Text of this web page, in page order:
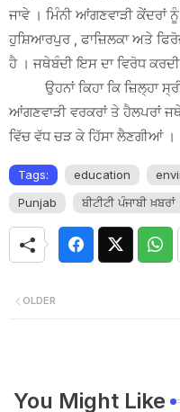
ਜਾਵੇ । ਮਿੰਨੀ ਆਂਗਣਵਾੜੀ ਕੇਂਦਰਾਂ
ਹੁਸ਼ਿਆਰਪੁਰ , ਫਾਜ਼ਿਲਕਾ ਅਤੇ
ਹੈ । ਜਥੇਬੰਦੀ ਇਸ ਦਾ ਵਿਰੋਧ
ਉਹਨਾਂ ਕਿਹਾ ਕਿ ਜ਼ਿਲ੍ਹਾ ਸ੍ਰੀ
ਆਂਗਣਵਾੜੀ ਵਰਕਰਾਂ ਤੇ ਹੈਲਪਰਾਂ
ਵਿੱਚ ਵੱਧ ਚੜ ਕੇ ਹਿੱਸਾ ਲੈਣਗੀਆਂ ।
Tags: education
Punjab
ਬੀਟੀਟੀ ਪੰਜਾਬੀ ਖ਼ਬਰਾਂ
OLDER
You Might Like